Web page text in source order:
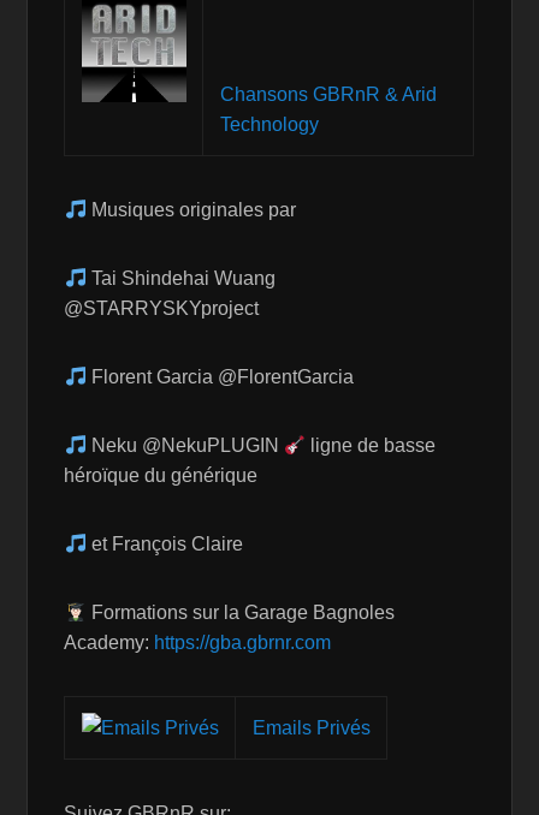
Chansons GBRnR & Arid
Technology
Musiques originales par
Tai Shindehai Wuang
@STARRYSKYproject
Florent Garcia @FlorentGarcia
Neku @NekuPLUGIN
ligne de basse
héroïque du générique
et François Claire
Formations sur la Garage Bagnoles
Academy: https://gba.gbrnr.com
Emails Privés